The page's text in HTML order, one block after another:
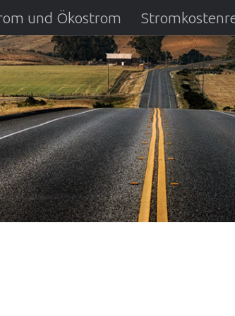
und Ökostrom
DSL Anbietervergleich